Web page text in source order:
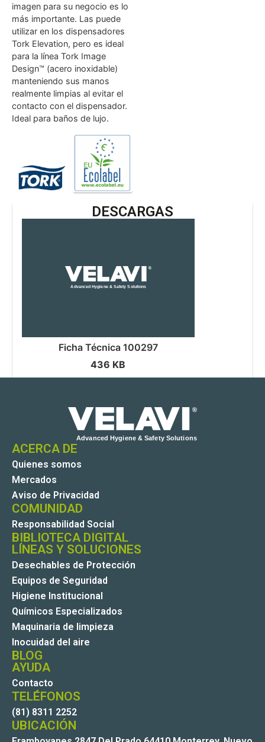
imagen para su negocio es lo
más importante. Las puede
utilizar en los dispensadores
Tork Elevation, pero es ideal
para la línea Tork Image
Design™ (acero inoxidable)
manteniendo sus manos
realmente limpias al evitar el
contacto con el dispensador.
Ideal para baños de lujo.
DESCARGAS
Ficha Técnica 100297
436 KB
ACERCA DE
Quienes somos
Mercados
Aviso de Privacidad
COMUNIDAD
Responsabilidad Social
BIBLIOTECA DIGITAL
LÍNEAS Y SOLUCIONES
Desechables de Protección
Equipos de Seguridad
Higiene Institucional
Químicos Especializados
Maquinaria de limpieza
Inocuidad del aire
BLOG
AYUDA
Contacto
TELÉFONOS
(81) 8311 2252
UBICACIÓN